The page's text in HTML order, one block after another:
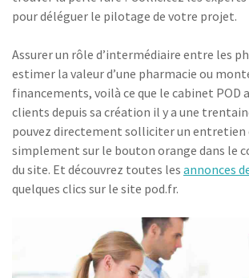
pour déléguer le pilotage de votre projet.
Assurer un rôle d’intermédiaire entre les
estimer la valeur d’une pharmacie ou
financements, voilà ce que le cabinet POD
clients depuis sa création il y a une
pouvez directement solliciter un
simplement sur le bouton orange dans le
du site. Et découvrez toutes les annonces
quelques clics sur le site pod.fr.